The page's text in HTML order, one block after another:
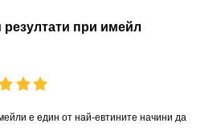
при имейл
е един от най-евтините начини да